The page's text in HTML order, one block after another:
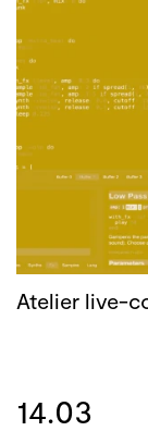
Atelier live-
14.03